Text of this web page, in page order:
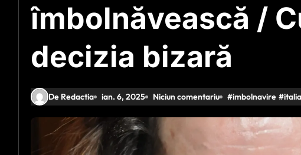
îmbolnăvească /
decizia bizară
De Redactia ian. 6, 2025 Niciun comentariu #imbolnavire #italia